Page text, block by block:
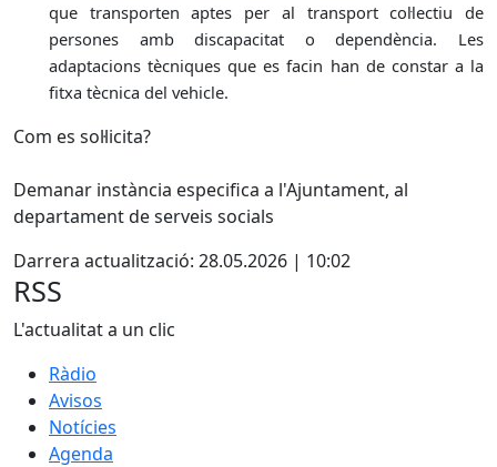
que transporten aptes per al transport col·lectiu de
persones amb discapacitat o dependència. Les
adaptacions tècniques que es facin han de constar a la
fitxa tècnica del vehicle.
Com es sol·licita?
Demanar instància especifica a l'Ajuntament, al
departament de serveis socials
Darrera actualització: 28.05.2026 | 10:02
RSS
L'actualitat a un clic
Ràdio
Avisos
Notícies
Agenda